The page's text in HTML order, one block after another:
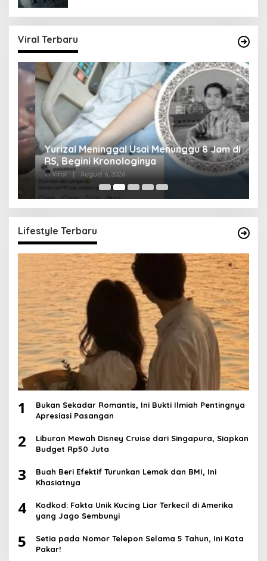
Viral Terbaru
Yurizal Meninggal Usai Menunggu 8 Jam di
RS, Begini Kronologinya
In Viral | August 6, 2026
Lifestyle Terbaru
1
Bukan Sekadar Romantis, Ini Bukti Ilmiah Pentingnya
Apresiasi Pasangan
2
Liburan Mewah Disney Cruise dari Singapura, Siapkan
Budget Rp50 Juta
3
Buah Beri Efektif Turunkan Lemak dan BMI, Ini
Khasiatnya
4
Kodkod: Fakta Unik Kucing Liar Terkecil di Amerika
yang Jago Sembunyi
5
Setia pada Nomor Telepon Selama 5 Tahun, Ini Kata
Pakar!